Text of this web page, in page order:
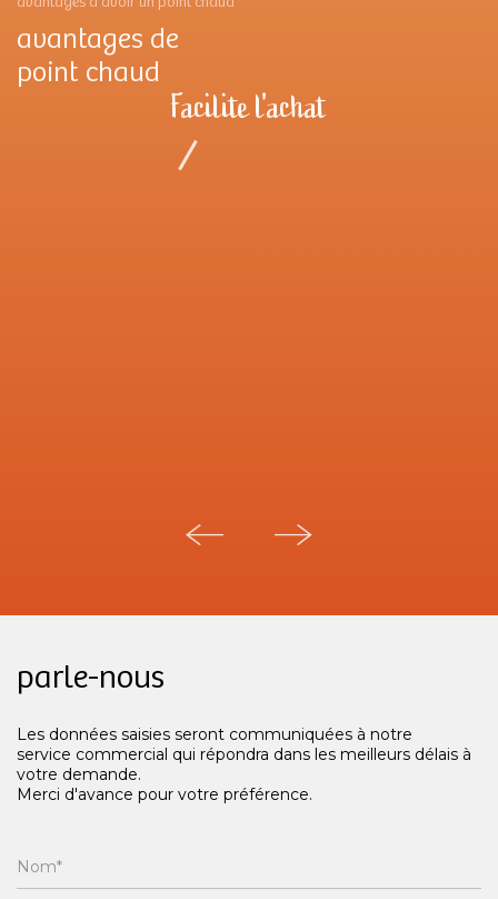
avantages de
point chaud
Facilite l'achat
parle-nous
Les données saisies seront communiquées à notre
service commercial qui répondra dans les meilleurs délais à
votre demande.
Merci d'avance pour votre préférence.